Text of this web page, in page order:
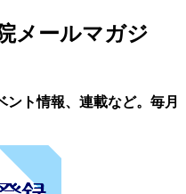
メールマガジ
ト情報、連載など。毎月